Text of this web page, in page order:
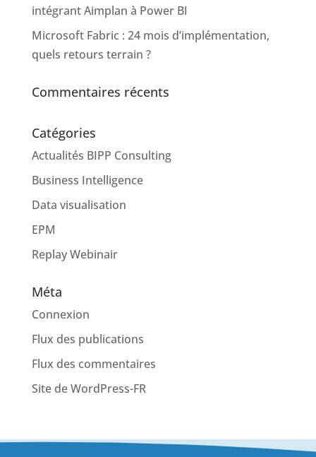
intégrant Aimplan à Power BI
Microsoft Fabric : 24 mois d’implémentation,
quels retours terrain ?
Commentaires récents
Catégories
Actualités BIPP Consulting
Business Intelligence
Data visualisation
EPM
Replay Webinair
Méta
Connexion
Flux des publications
Flux des commentaires
Site de WordPress-FR